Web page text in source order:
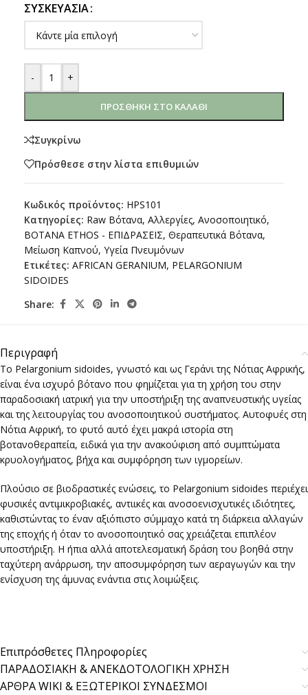
ΣΥΣΚΕΥΑΣΊΑ
- +
ΠΡΟΣΘΉΚΗ ΣΤΟ ΚΑΛΆΘΙ
Συγκρίνω
Πρόσθεσε στην λίστα επιθυμιών
Κωδικός προϊόντος: HPS101
Κατηγορίες: Raw Βότανα, Αλλεργίες, Ανοσοποιητικό,
ΒΟΤΑΝΑ ETHOS - ΕΠΙΔΡΑΣΕΙΣ, Θεραπευτικά Βότανα,
Μείωση Καπνού, Υγεία Πνευμόνων
Ετικέτες: AFRICAN GERANIUM, PELARGONIUM
SIDOIDES
Share:
Περιγραφή
Το Pelargonium sidoides, γνωστό και ως Γεράνι της Νότιας Αφρικής,
είναι ένα ισχυρό βότανο που φημίζεται για τη χρήση του στην
παραδοσιακή ιατρική για την υποστήριξη της αναπνευστικής υγείας
και της λειτουργίας του ανοσοποιητικού συστήματος. Αυτοφυές στη
Νότια Αφρική, το φυτό αυτό έχει μακρά ιστορία στη
βοτανοθεραπεία, ειδικά για την ανακούφιση από συμπτώματα
κρυολογήματος, βήχα και συμφόρηση των ιγμορείων.
Πλούσιο σε βιοδραστικές ενώσεις, το Pelargonium sidoides περιέχει
φυσικές αντιμικροβιακές, αντιικές και ανοσοενισχυτικές ιδιότητες,
καθιστώντας το έναν αξιόπιστο σύμμαχο κατά τη διάρκεια αλλαγών
της εποχής ή όταν το ανοσοποιητικό σας χρειάζεται επιπλέον
υποστήριξη. Η ήπια αλλά αποτελεσματική δράση του βοηθά στην
ταχύτερη ανάρρωση, την αποσυμφόρηση των αεραγωγών και την
ενίσχυση της άμυνας ενάντια στις λοιμώξεις.
Επιπρόσθετες Πληροφορίες
ΠΑΡΑΔΟΣΙΑΚΗ & ΑΝΕΚΔΟΤΟΛΟΓΙΚΗ ΧΡΗΣΗ
ΑΡΘΡΑ WIKI & ΕΞΩΤΕΡΙΚΟΙ ΣΥΝΔΕΣΜΟΙ